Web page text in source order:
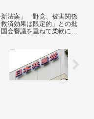
新法案」 野党、被害関係
済効果は限定的」との批
会審議を重ねて柔軟に修